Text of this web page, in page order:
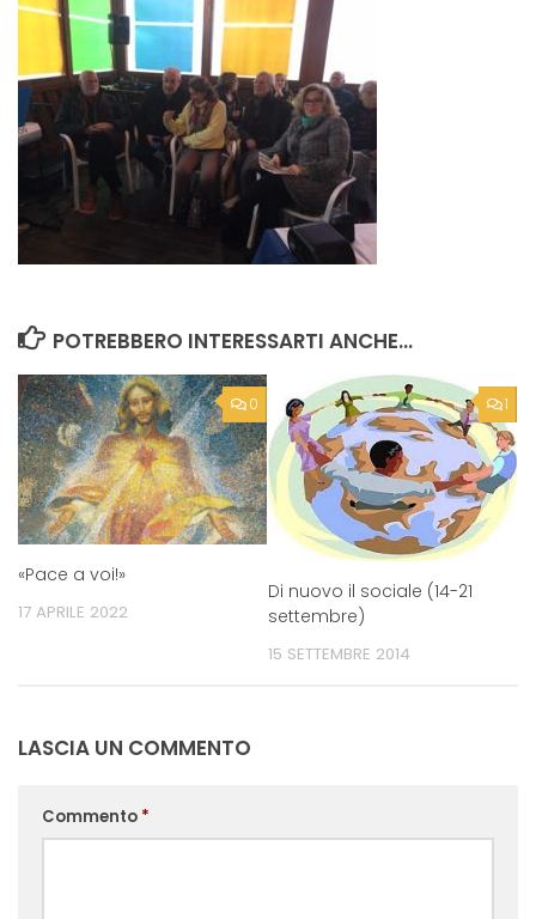
POTREBBERO INTERESSARTI ANCHE...
0
«Pace a voi!»
17 APRILE 2022
1
Di nuovo il sociale (14-21
settembre)
15 SETTEMBRE 2014
LASCIA UN COMMENTO
Commento *